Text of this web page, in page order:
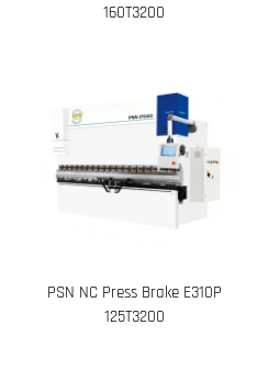
160T3200
PSN NC Press Brake E310P
125T3200